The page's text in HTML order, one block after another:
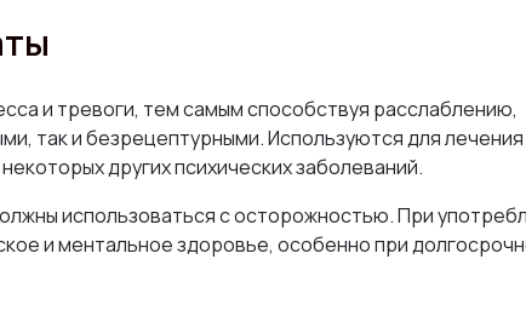
и тревоги, тем самым способствуя расслаблению,
так и безрецептурными. Используются для лечения
других психических заболеваний.
использоваться с осторожностью. При
и ментальное здоровье, особенно при